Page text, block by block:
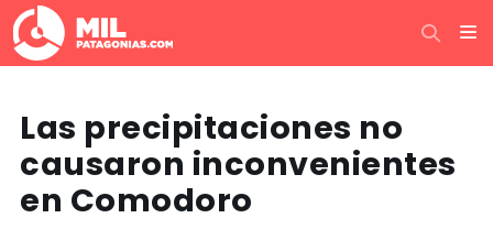
Las precipitaciones no
causaron inconvenientes
en Comodoro